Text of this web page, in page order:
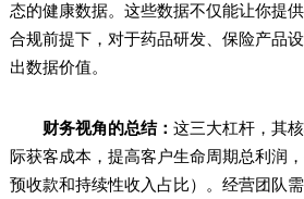
态的健康数据。这些数据不仅能让你提
合规前提下，对于药品研发、保险产品
出数据价值。
财务视角的总结： 这三大杠杆，其
际获客成本，提高客户生命周期总利润
预收款和持续性收入占比）。经营团队